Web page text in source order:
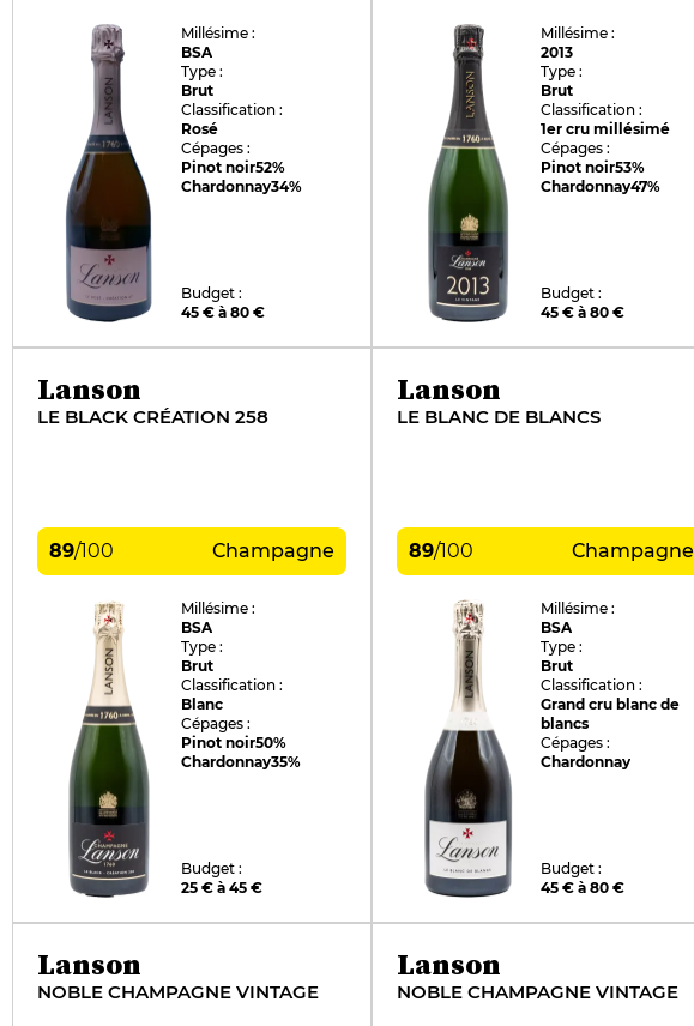
Millésime :
BSA
Type :
Brut
Classification :
Rosé
Cépages :
Pinot noir52%
Chardonnay34%
Budget :
45 € à 80 €
Millésime :
2013
Type :
Brut
Classification :
1er cru millésimé
Cépages :
Pinot noir53%
Chardonnay47%
Budget :
45 € à 80 €
Lanson
LE BLACK CRÉATION 258
89/100 Champagne
Millésime :
BSA
Type :
Brut
Classification :
Blanc
Cépages :
Pinot noir50%
Chardonnay35%
Budget :
25 € à 45 €
Lanson
LE BLANC DE BLANCS
89/100 Champagne
Millésime :
BSA
Type :
Brut
Classification :
Grand cru blanc de
blancs
Cépages :
Chardonnay
Budget :
45 € à 80 €
Lanson
NOBLE CHAMPAGNE VINTAGE
Lanson
NOBLE CHAMPAGNE VINTAGE